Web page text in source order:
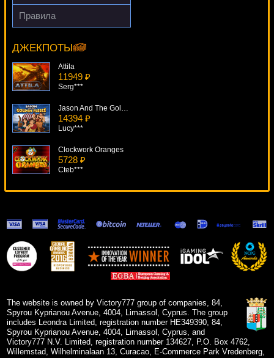
Deni***
Правила
ДЖЕКПОТЫ
Iron Man 2
tank***
Attila
11949 ₽
Serg***
Jason And The Golden Fleece
14394 ₽
Lucy***
Clockwork Oranges
5728 ₽
Cteb***
Dragon's Deep
7022 ₽
tank***
Rhyming Reels - Jack And Jill
The website is owned by Victory777 group of companies, 84,
Spyrou Kyprianou Avenue, 4004, Limassol, Cyprus. The group
includes Leondra Limited, registration number HE349390, 84,
Spyrou Kyprianou Avenue, 4004, Limassol, Cyprus, and
Victory777 N.V. Limited, registration number 134627, P.O. Box 4762,
Willemstad, Wilhelminalaan 13, Curacao, E-Commerce Park Vredenberg,